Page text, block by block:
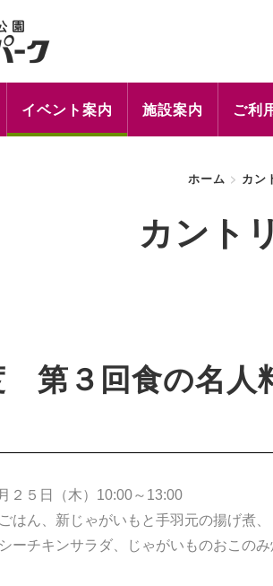
イベント案内 施設案内 ご利
ホーム カン
カント
２５日（木）10:00～13:00
はん、新じゃがいもと手羽元の揚げ煮、
ンサラダ、じゃがいものおこのみ